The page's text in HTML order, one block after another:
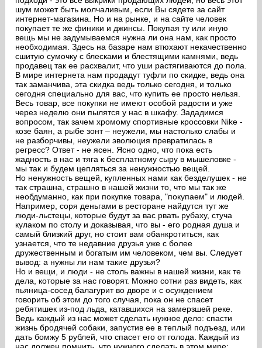
пользователей
шум может быть молчаливым, если Вы сядете за сайт
интернет-магазина. Но и на рынке, и на сайте человек
покупает те же финики и джинсы. Покупая ту или иную
вещь мы не задумываемся нужна ли она нам, как просто
необходимая. Здесь на базаре нам втюхают некачественно
сшитую сумочку с блесками и блестящими камнями, ведь
продавец так ее расхвалит, что уши растягиваются до пола.
В мире интернета нам продадут туфли по скидке, ведь она
так заманчива, эта скидка ведь только сегодня, и только
сегодня специально для вас, что купить ее просто нельзя.
Весь товар, все покупки не имеют особой радости и уже
через неделю они пылятся у нас в шкафу. Зададимся
вопросом, так зачем хромому спортивные кроссовки Nike -
козе баян, а рыбе зонт – неужели, мы настолько слабы и
не разборчивы, неужели эволюция превратилась в
регресс? Ответ - не ясен. Ясно одно, что пока есть
жадность в нас и тяга к бесплатному сыру в мышеловке -
мы так и будем цепляться за ненужностью вещей.
Но ненужность вещей, купленных нами как безделушек - не
так страшна, страшно в нашей жизни то, что мы так же
необдуманно, как при покупке товара, "покупаем" и людей.
Например, соря деньгами в ресторане найдутся тут же
люди-льстецы, которые будут за вас рвать рубаху, стуча
кулаком по столу и доказывая, что вы - его родная душа и
самый близкий друг, но стоит вам обанкротиться, как
узнается, что те недавние друзья уже с более
дружественным и богатым им человеком, чем вы. Следует
вывод: а нужны ли нам такие друзья?
Но и вещи, и люди - не столь важны в нашей жизни, как те
дела, которые за нас говорят. Можно сотни раз видеть, как
пьяница-сосед балагурит во дворе и с осуждением
говорить об этом до того случая, пока он не спасет
ребятишек из-под льда, катавшихся на замерзшей реке.
Ведь каждый из нас может сделать нужное дело: спасти
жизнь бродячей собаки, запустив ее в теплый подъезд, или
дать бомжу 5 рублей, что спасет его от голода. Каждый из